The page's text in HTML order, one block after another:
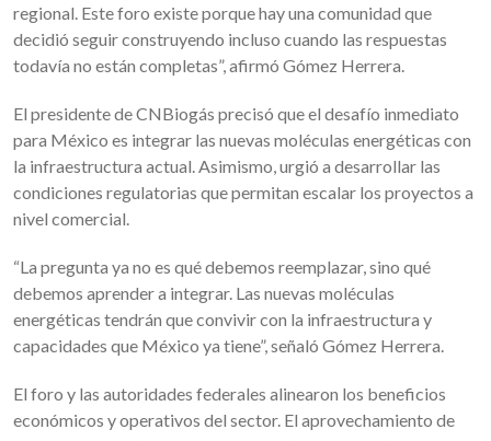
regional. Este foro existe porque hay una comunidad que
decidió seguir construyendo incluso cuando las respuestas
todavía no están completas”, afirmó Gómez Herrera.
El presidente de CNBiogás precisó que el desafío inmediato
para México es integrar las nuevas moléculas energéticas con
la infraestructura actual. Asimismo, urgió a desarrollar las
condiciones regulatorias que permitan escalar los proyectos a
nivel comercial.
“La pregunta ya no es qué debemos reemplazar, sino qué
debemos aprender a integrar. Las nuevas moléculas
energéticas tendrán que convivir con la infraestructura y
capacidades que México ya tiene”, señaló Gómez Herrera.
El foro y las autoridades federales alinearon los beneficios
económicos y operativos del sector. El aprovechamiento de